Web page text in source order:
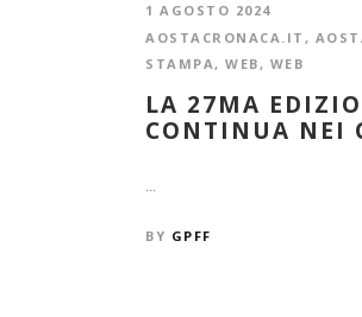
1 AGOSTO 2024
AOSTACRONACA.IT ,
STAMPA, WEB, WEB
LA 27MA
CONTINUA NEI
...
BY GPFF